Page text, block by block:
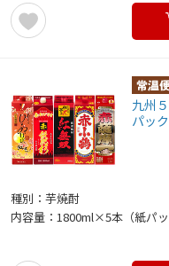
九州
パッ
種別：芋焼酎
内容量：1800ml×5本（紙パッ